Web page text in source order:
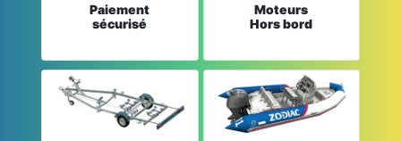
Paiement
sécurisé
Moteurs
Hors bord